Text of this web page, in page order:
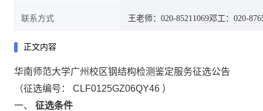
联系方式 王老师：020-85211069邓工：020-
正文内容
华南师范大学广州校区钢结构检测鉴定服务征选公告
（征选编号： CLF0125GZ06QY46 ）
一、 征选条件